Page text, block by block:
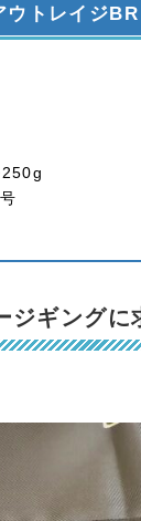
トレイジ
ジギングに